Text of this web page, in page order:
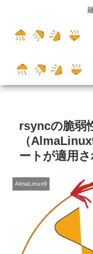
rsyncの脆弱
（
ートが適用
AlmaLinux9